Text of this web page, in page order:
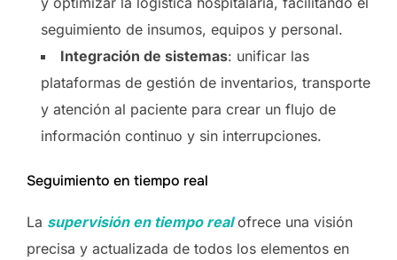
seguimiento de insumos, equipos y personal.
Integración de sistemas: unificar las
plataformas de gestión de inventarios, transporte
y atención al paciente para crear un flujo de
información continuo y sin interrupciones.
Seguimiento en tiempo real
La supervisión en tiempo realofrece una visión
precisa y actualizada de todos los elementos en